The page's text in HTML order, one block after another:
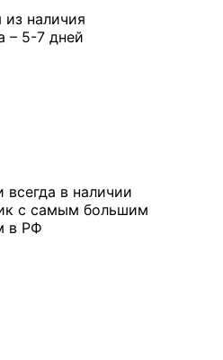
из наличия
– 5-7 дней
в наличии
с самым большим
в РФ